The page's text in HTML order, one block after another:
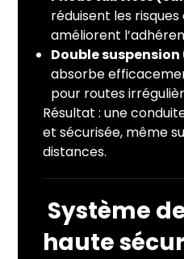
réduisent les
améliorent
Double
absorbe
pour routes
Résultat : une
et sécurisée, même
distances.
Système
haute